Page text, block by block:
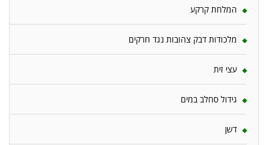
המלחת קרקע
מלכודות דבק צהובות נגד חרקים
עצי זית
גידול סחלב במים
דשן